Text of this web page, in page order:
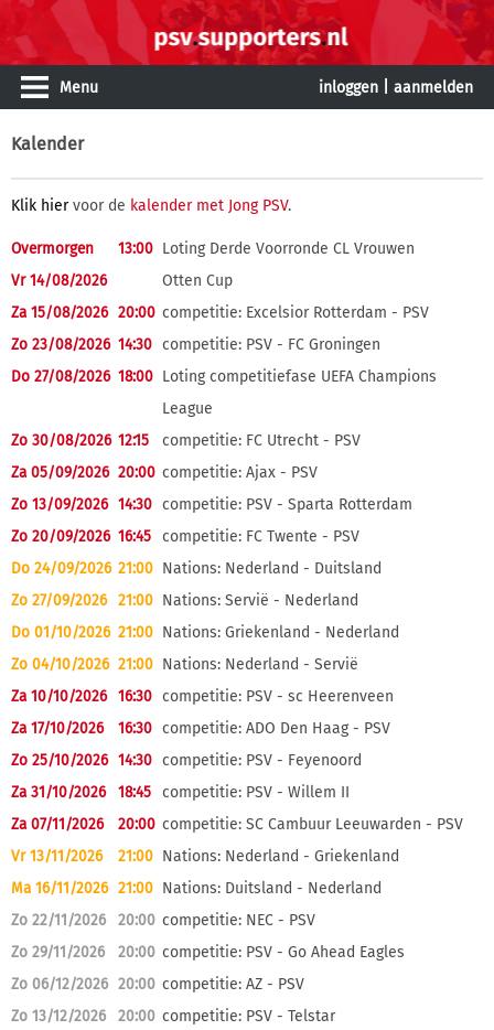
Menu inloggen aanmelden
Kalender
Klik hiervoor de kalender met Jong PSV.
Overmorgen 13:00 Loting Derde Voorronde CL Vrouwen
Vr 14/08/2026
Otten Cup
Za 15/08/2026 20:00 competitie: Excelsior Rotterdam - PSV
Zo 23/08/2026 14:30 competitie: PSV - FC Groningen
Do 27/08/2026 18:00 Loting competitiefase UEFA Champions
League
Zo 30/08/2026 12:15
competitie: FC Utrecht - PSV
Za 05/09/2026 20:00 competitie: Ajax - PSV
Zo 13/09/2026 14:30 competitie: PSV - Sparta Rotterdam
Zo 20/09/2026 16:45 competitie: FC Twente - PSV
Do 24/09/2026 21:00 Nations: Nederland - Duitsland
Zo 27/09/2026 21:00 Nations: Servië - Nederland
Do 01/10/2026 21:00 Nations: Griekenland - Nederland
Zo 04/10/2026 21:00 Nations: Nederland - Servië
Za 10/10/2026 16:30 competitie: PSV - sc Heerenveen
Za 17/10/2026
16:30 competitie: ADO Den Haag - PSV
Zo 25/10/2026 14:30 competitie: PSV - Feyenoord
Za 31/10/2026 18:45 competitie: PSV - Willem II
Za 07/11/2026
20:00 competitie: SC Cambuur Leeuwarden - PSV
Vr 13/11/2026
21:00 Nations: Nederland - Griekenland
Ma 16/11/2026 21:00 Nations: Duitsland - Nederland
Zo 22/11/2026
20:00 competitie: NEC - PSV
Zo 29/11/2026
20:00 competitie: PSV - Go Ahead Eagles
Zo 06/12/2026 20:00 competitie: AZ - PSV
Zo 13/12/2026
20:00 competitie: PSV - Telstar